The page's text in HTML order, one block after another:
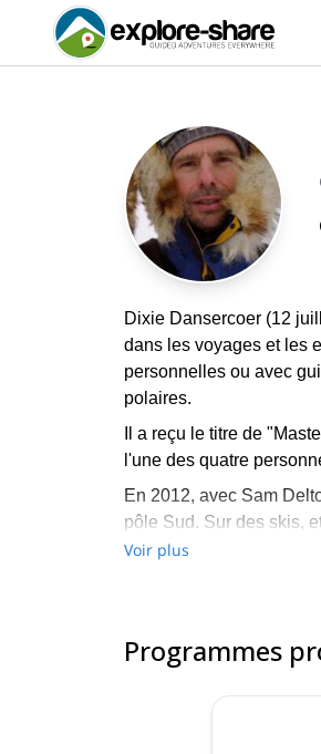
Dixie Dansercoer (12
dans les voyages et les
personnelles ou avec
polaires.
Il a reçu le titre de
l'une des quatre
En 2012, avec Sam
pôle Sud. Sur des skis,
Il était le seul guide
Aujourd'hui, l'équipe
préparés, qu'il a lui-
différents programmes
Voir plus
Programmes